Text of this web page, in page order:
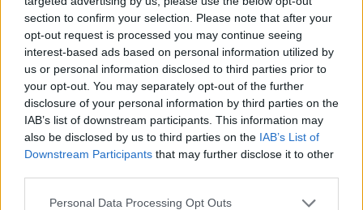
section to confirm your selection. Please note that after your
opt-out request is processed you may continue seeing
interest-based ads based on personal information utilized by
us or personal information disclosed to third parties prior to
your opt-out. You may separately opt-out of the further
disclosure of your personal information by third parties on the
IAB’s list of downstream participants. This information may
also be disclosed by us to third parties on the IAB’s List of
Downstream Participants that may further disclose it to other
Personal Data Processing Opt Outs
Responder
5 semanas más tarde...